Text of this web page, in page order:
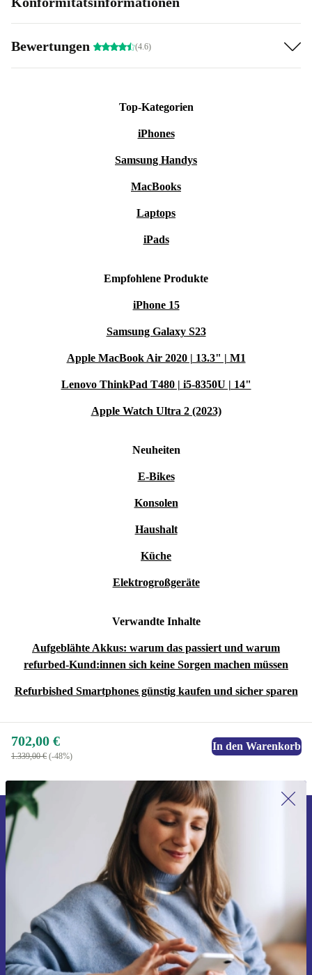
Bewertungen (4.6)
Top-Kategorien
iPhones
Samsung Handys
MacBooks
Laptops
iPads
Empfohlene Produkte
iPhone 15
Samsung Galaxy S23
Apple MacBook Air 2020 | 13.3" | M1
Lenovo ThinkPad T480 | i5-8350U | 14"
Apple Watch Ultra 2 (2023)
Neuheiten
E-Bikes
Konsolen
Haushalt
Küche
Elektrogroßgeräte
Verwandte Inhalte
Aufgeblähte Akkus: warum das passiert und warum
refurbed-Kund:innen sich keine Sorgen machen müssen
Refurbished Smartphones günstig kaufen und sicher sparen
702,00 €
1.339,00 € (-48%)
In den Warenkorb
Erstmals zum Newsletter anmelden,
15 € sparen!
Verpasse kein Angebot mehr.
Gutschein anfordern
Informationen über die Verwendung personenbezogener Daten findest
du in unsererDatenschutzerklärung.